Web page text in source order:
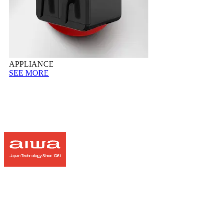
APPLIANCE
SEE MORE